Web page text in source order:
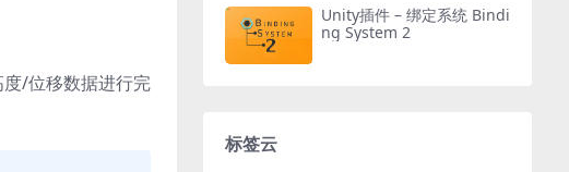
/位移数据进行完
Unity插件 – 绑定系统 Bindi
ng System 2
标签云